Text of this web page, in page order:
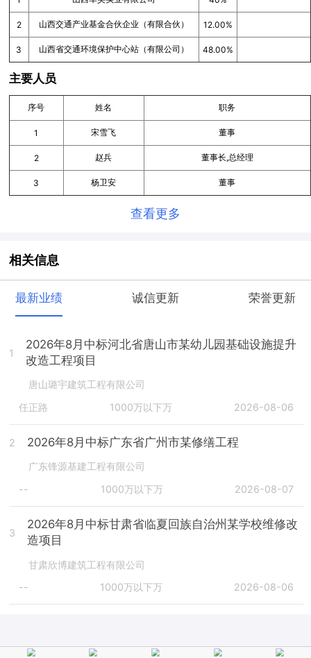
2 山西交通产业基金合伙企业（有限合伙） 12.00%
3 山西省交通环境保护中心站（有限公司） 48.00%
主要人员
序号 姓名 职务
1 宋雪飞 董事
2 赵兵 董事长,总经理
3 杨卫安 董事
查看更多
相关信息
最新业绩 诚信更新 荣誉更新
1
2026年8月中标河北省唐山市某幼儿园基础设施提升
改造工程项目
唐山璐宇建筑工程有限公司
任正路
1000万以下万 2026-08-06
2 2026年8月中标广东省广州市某修缮工程
广东锋源基建工程有限公司
--
1000万以下万 2026-08-07
3
2026年8月中标甘肃省临夏回族自治州某学校维修改
造项目
甘肃欣博建筑工程有限公司
--
1000万以下万 2026-08-06